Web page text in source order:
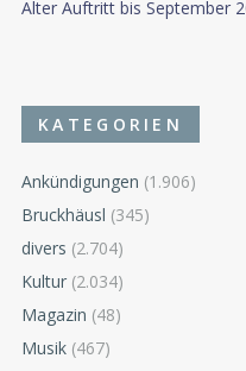
Alter Auftritt bis September
KATEGORIEN
Ankündigungen (1.906)
Bruckhäusl (345)
divers (2.704)
Kultur (2.034)
Magazin (48)
Musik (467)